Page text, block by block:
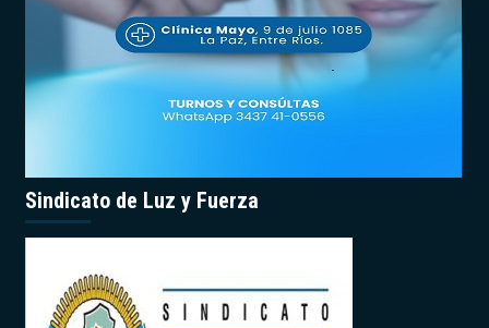
Sindicato de Luz y Fuerza